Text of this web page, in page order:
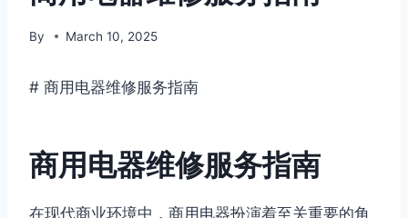
By March 10, 2025
# 商用电器维修服务指南
商用电器维修服务指南
在现代商业环境中，商用电器扮演着至关重要的角